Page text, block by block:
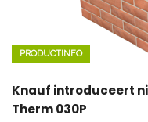
PRODUCTINFO
Knauf introduceert
Therm 030P